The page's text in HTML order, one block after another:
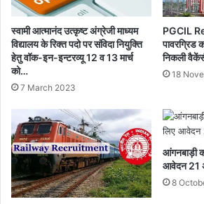
स्वामी आत्मानंद उत्कृष्ट अंग्रेजी माध्यम
विद्यालय के रिक्त पदो पर संविदा नियुक्ति
हेतु वॉक-इन-इन्टरव्यू 12 व 13 मार्च
को…
7 March 2023
PGCIL
पावरग्रिड
निकली
18
आंगनबाड़ी
आवेदन 21
8